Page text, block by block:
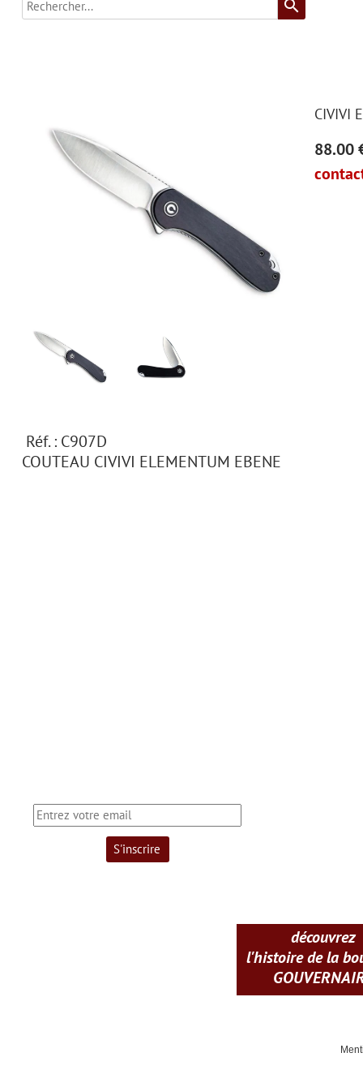
découvrez
l'histoire de la
search
CIVIVI
88.00
Réf. : C907D
COUTEAU CIVIVI ELEMENTUM EBENE